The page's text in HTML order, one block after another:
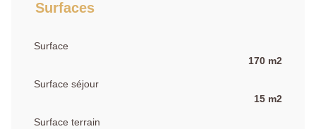
Surfaces
Surface
170 m2
Surface séjour
15 m2
Surface terrain